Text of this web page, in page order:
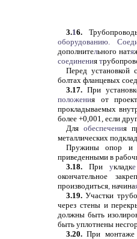
3.16.
оборудованию.
дополнительного натя
соединения т
Перед установкой
болтах фланцевых
3.17. При
положения от
прокладываемых
более +0,001, если
Для обеспечения
металлических
Пружины опор и
приведенными в
3.18. Приукладке
окончательное
производиться начина
3.19. Участки
через стены и
должны быть
быть уплотнены
3.20. При монтаже